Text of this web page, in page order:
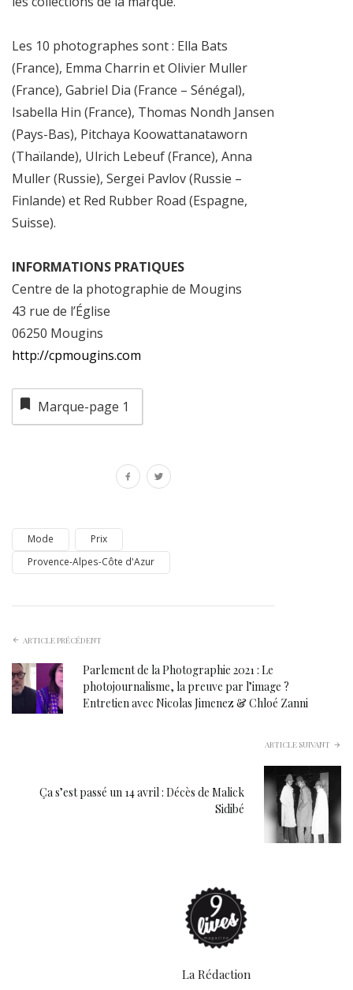
Les 10 photographes sont : Ella Bats
(France), Emma Charrin et Olivier Muller
(France), Gabriel Dia (France – Sénégal),
Isabella Hin (France), Thomas Nondh Jansen
(Pays-Bas), Pitchaya Koowattanataworn
(Thaïlande), Ulrich Lebeuf (France), Anna
Muller (Russie), Sergei Pavlov (Russie –
Finlande) et Red Rubber Road (Espagne,
Suisse).
INFORMATIONS PRATIQUES
Centre de la photographie de Mougins
43 rue de l’Église
06250 Mougins
http://cpmougins.com
Marque-page 1
Mode
Prix
Provence-Alpes-Côte d'Azur
ARTICLE PRÉCÉDENT
Parlement de la Photographie 2021 : Le
photojournalisme, la preuve par l’image ?
Entretien avec Nicolas Jimenez & Chloé Zanni
ARTICLE SUIVANT
Ça s’est passé un 14 avril : Décès de Malick
Sidibé
La Rédaction